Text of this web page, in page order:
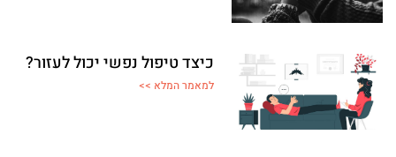
כיצד טיפול נפשי יכול לעזור?
למאמר המלא >>